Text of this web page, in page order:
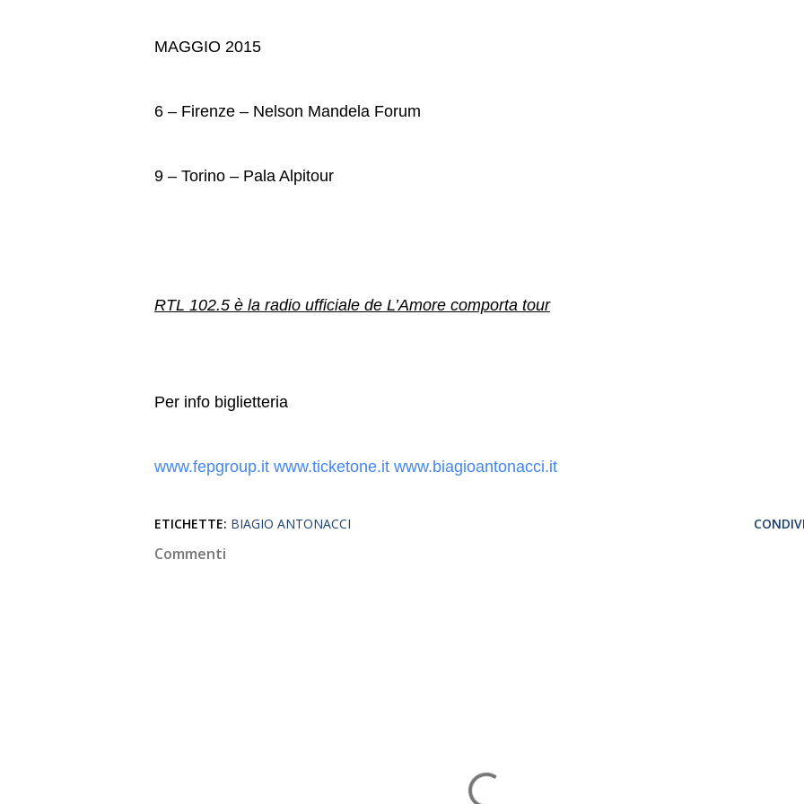
MAGGIO 2015
6 – Firenze – Nelson Mandela Forum
9 – Torino – Pala Alpitour
RTL 102.5 è la radio ufficiale de L’Amore comporta tour
Per info biglietteria
www.fepgroup.it www.ticketone.it www.biagioantonacci.it
ETICHETTE: BIAGIO ANTONACCI
Commenti